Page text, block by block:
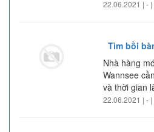
22.06.2021 | - |
Tìm bồi
Nhà hàng
Wannsee
và thời gian
22.06.2021 | -